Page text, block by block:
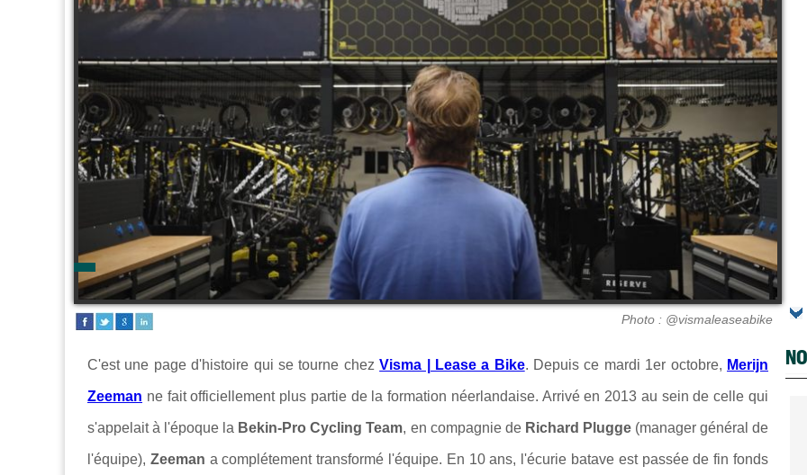
Photo : @vismaleaseabike
C'est une page d'histoire qui se tourne chezVisma | Lease a Bike. Depuis ce mardi 1er octobre, Merijn
Zeeman ne fait officiellement plus partie de la formation néerlandaise. Arrivé en 2013 au sein de celle qui
s'appelait à l'époque la Bekin-Pro Cycling Team, en compagnie de Richard Plugge(manager général de
l'équipe), Zeeman a complétement transformé l'équipe. En 10 ans, l'écurie batave est passée de fin fonds